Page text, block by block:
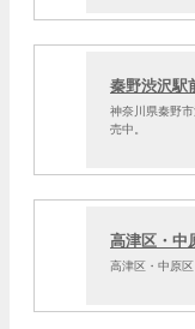
秦野渋沢駅
神奈川県秦野
売中。
高津区・中
高津区・中原